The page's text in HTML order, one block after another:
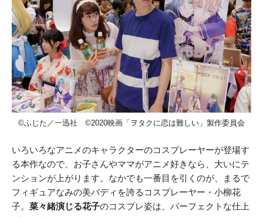
©ふじた／一迅社 ©2020映画「ヲタクに恋は難しい」製作委員会
いろいろなアニメのキャラクターのコスプレーヤーが登場す
る本作なので、お子さんやママがアニメ好きなら、大いにテ
ンションが上がります。なかでも一番目を引くのが、まるで
フィギュアなみの美バディを誇るコスプレーヤー・小柳花
子。 菜々緒演じる花子のコスプレ姿は、パーフェクトな仕上